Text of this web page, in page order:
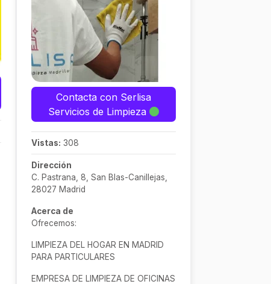
Contacta con Serlisa
Servicios de Limpieza
Vistas: 308
Dirección
C. Pastrana, 8, San Blas-Canillejas,
28027 Madrid
Acerca de
Ofrecemos:
LIMPIEZA DEL HOGAR EN MADRID
PARA PARTICULARES
EMPRESA DE LIMPIEZA DE OFICINAS